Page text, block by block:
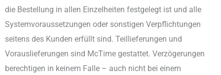
die Bestellung in allen Einzelheiten festgelegt ist und alle
Systemvoraussetzungen oder sonstigen Verpflichtungen
seitens des Kunden erfüllt sind. Teillieferungen und
Vorauslieferungen sind McTime gestattet. Verzögerungen
berechtigen in keinem Falle – auch nicht bei einem